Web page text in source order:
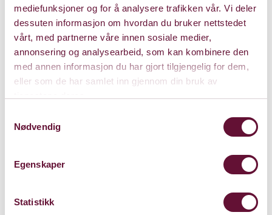
mediefunksjoner og for å analysere trafikken vår. Vi deler
dessuten informasjon om hvordan du bruker nettstedet
vårt, med partnerne våre innen sosiale medier,
annonsering og analysearbeid, som kan kombinere den
med annen informasjon du har gjort tilgjengelig for dem,
eller som de har samlet inn gjennom din bruk av
Nødvendig
Egenskaper
Statistikk
rockens verden utfordres både voksne og små barn til
å oppleve og ta del i hva kunst for de yngste kan være.
Bærum Kulturhus og Dans Sørøst-Norge har medvirket
som co-produsenter til forestillingen.
Forestillingen vises i Bærum Kulturhus – Underhuset 2.
Medvirkende
instrumenter og bevegelse: